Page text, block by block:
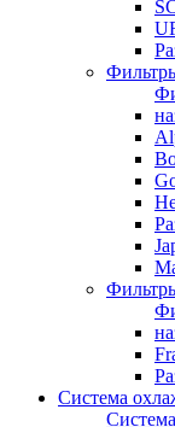
Система